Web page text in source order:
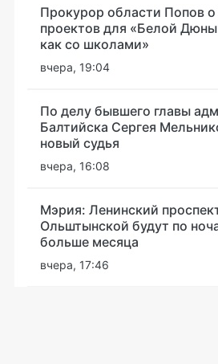
Прокурор области Попов о
проектов для «Белой
как со школами»
вчера, 19:04
По делу бывшего главы
Балтийска Сергея
новый судья
вчера, 16:08
Мэрия: Ленинский
Ольштынской будут по
больше месяца
вчера, 17:46